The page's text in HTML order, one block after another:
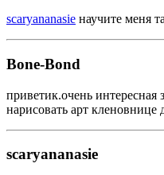
scaryananasie научите меня
Bone-Bond
приветик.очень
нарисовать арт кленовнице
scaryananasie